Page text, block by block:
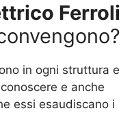
Ferroli
in ogni struttura e
e anche
essi esaudiscano i